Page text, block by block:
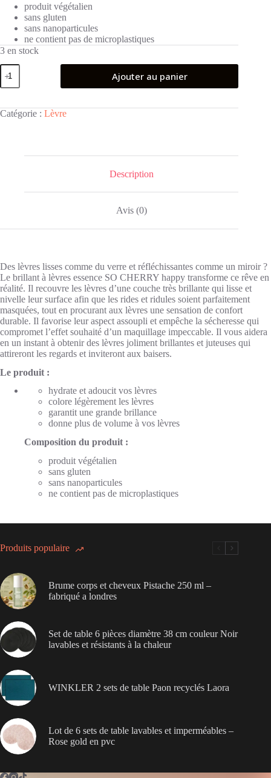
produit végétalien
sans gluten
sans nanoparticules
ne contient pas de microplastiques
3 en stock
quantité
de
essence
CHERRY
happy
Ajouter au panier
Catégorie : Lèvre
Description
Avis (0)
Des lèvres lisses comme du verre et réfléchissantes comme un miroir ?
Le brillant à lèvres essence SO CHERRY happy transforme ce rêve en
réalité. Il recouvre les lèvres d’une couche très brillante qui lisse et
nivelle leur surface afin que les rides et ridules soient parfaitement
masquées, tout en procurant aux lèvres une sensation de confort
durable. Il favorise leur aspect assoupli et empêche la sécheresse qui
compromet l’effet souhaité d’un maquillage impeccable. Il vous aidera
en un instant à obtenir des lèvres joliment brillantes et juteuses qui
attireront les regards et inviteront aux baisers.
Le produit :
hydrate et adoucit vos lèvres
colore légèrement les lèvres
garantit une grande brillance
donne plus de volume à vos lèvres
Composition du produit :
produit végétalien
sans gluten
sans nanoparticules
ne contient pas de microplastiques
Produits populaire
Brume corps et cheveux Pistache 250 ml –
fabriqué a londres
Set de table 6 pièces diamètre 38 cm couleur Noir
lavables et résistants à la chaleur
WINKLER 2 sets de table Paon recyclés Laora
Lot de 6 sets de table lavables et imperméables –
Rose gold en pvc